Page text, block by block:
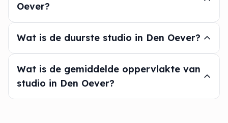
Oever?
Wat is de duurste studio in Den Oever?
Wat is de gemiddelde oppervlakte van
studio in Den Oever?